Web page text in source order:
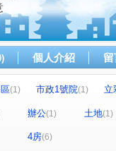
個人介紹
(1) 市政1號院(1)
立
瑞聯天地I區
亞洲商
長國臻品(1)
辦公(1) 土地(1)
4房(6)